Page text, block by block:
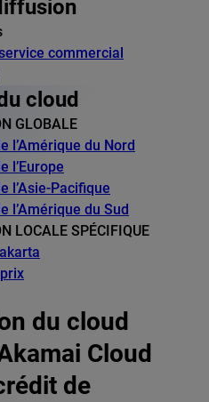
commercial
cloud
GLOBALE
l’Amérique du Nord
l’Europe
l’Asie-Pacifique
l’Amérique du Sud
LOCALE SPÉCIFIQUE
du cloud
Cloud
de